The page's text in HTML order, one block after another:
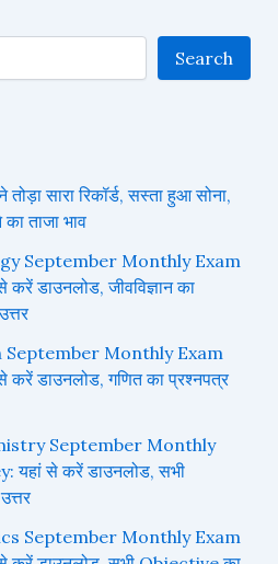
Search
सारा रिकॉर्ड, सस्ता हुआ सोना,
ताजा भाव
September Monthly Exam
डाउनलोड, जीवविज्ञान का
Monthly Exam
डाउनलोड, गणित का प्रश्नपत्र
September Monthly
यहां से करें डाउनलोड, सभी
September Monthly Exam